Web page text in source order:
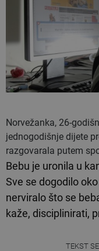
Norvežanka, 26-
jednogodišnje dijete
razgovarala putem
Bebu je uronila u
Sve se dogodilo
nerviralo što se
kaže, disciplinirati,
TEKST